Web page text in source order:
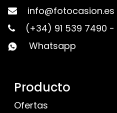
info@fotocasion.es
(+34) 91 539 7490 -
Whatsapp
Producto
Ofertas